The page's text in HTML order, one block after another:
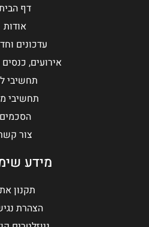
דף
אודות
עדכונים
אירועים,
תחשיבי
תחשיבי
הסכמים
צור
מידע
תקנון
הצהרת